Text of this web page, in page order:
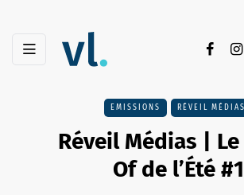
EMISSIONS RÉVEIL MÉDIAS
Réveil Médias |
Of de l’Été #1